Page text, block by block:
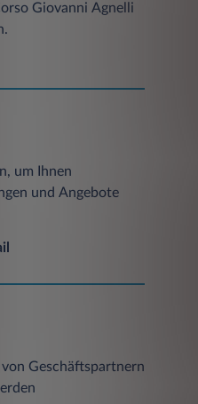
Giovanni Agnelli
um Ihnen
und Angebote
Geschäftspartnern